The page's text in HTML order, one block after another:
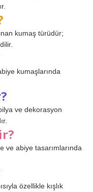
kumaş türüdür;
kumaşlarında
ve dekorasyon
ve abiye tasarımlarında
özellikle kışlık